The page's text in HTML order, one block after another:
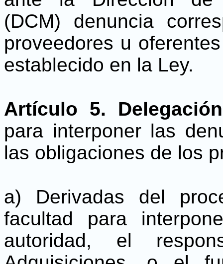
(DCM) denuncia
proveedores u
establecido en la Ley.
Artículo 5.
para interponer las
las obligaciones de los
a) Derivadas del
facultad para
autoridad, el